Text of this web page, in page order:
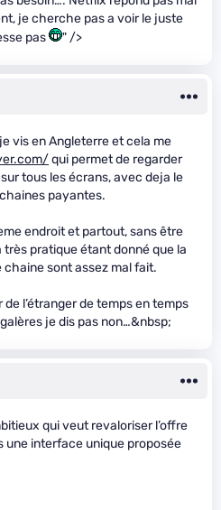
je cherche pas a voir le juste
pas
" />
vis en Angleterre et cela me
qui permet de regarder
tous les écrans, avec deja le
payantes.
endroit et partout, sans être
pratique étant donné que la
chaine sont assez mal fait.
l’étranger de temps en temps
je dis pas non…&nbsp;
qui veut revaloriser l’offre
une interface unique proposée